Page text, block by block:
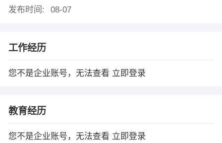
发布时间:
08-07
工作经历
您不是企业账号，无法查看 立即登录
教育经历
您不是企业账号，无法查看 立即登录